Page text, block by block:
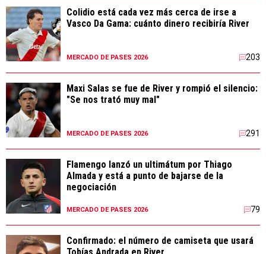
Colidio está cada vez más cerca de irse a
Vasco Da Gama: cuánto dinero recibiría River
MERCADO DE PASES 2026 203
Maxi Salas se fue de River y rompió el silencio:
"Se nos trató muy mal"
MERCADO DE PASES 2026 291
Flamengo lanzó un ultimátum por Thiago
Almada y está a punto de bajarse de la
negociación
MERCADO DE PASES 2026 79
Confirmado: el número de camiseta que usará
Tobías Andrada en River